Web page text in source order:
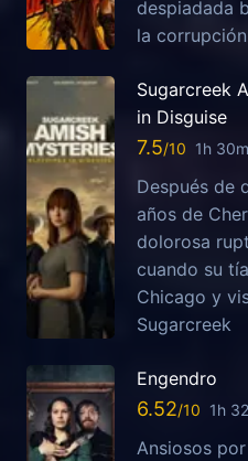
despiadada
la
Sugarcreek
in Disguise
7.5 1h
Después de
años de
dolorosa
cuando su
Chicago y
Sugarcreek
Engendro
6.52 1h
Ansiosos